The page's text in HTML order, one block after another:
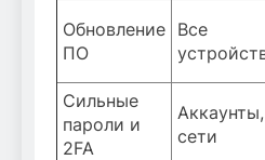
Обновление
ПО
Все
Сильные
пароли и
2FA
Аккаунты,
сети